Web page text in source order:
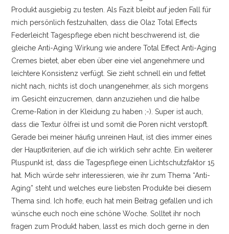
Produkt ausgiebig zu testen. Als Fazit bleibt auf jeden Fall für
mich persönlich festzuhalten, dass die Olaz Total Effects
Federleicht Tagespflege eben nicht beschwerend ist, die
gleiche Anti-Aging Wirkung wie andere Total Effect Anti-Aging
Cremes bietet, aber eben über eine viel angenehmere und
leichtere Konsistenz verfügt. Sie zieht schnell ein und fettet
nicht nach, nichts ist doch unangenehmer, als sich morgens
im Gesicht einzucremen, dann anzuziehen und die halbe
Creme-Ration in der Kleidung zu haben ;-). Super ist auch,
dass die Textur ölfrei ist und somit die Poren nicht verstopft.
Gerade bei meiner häufig unreinen Haut, ist dies immer eines
der Hauptkriterien, auf die ich wirklich sehr achte. Ein weiterer
Pluspunkt ist, dass die Tagespflege einen Lichtschutzfaktor 15
hat. Mich würde sehr interessieren, wie ihr zum Thema “Anti-
Aging” steht und welches eure liebsten Produkte bei diesem
Thema sind. Ich hoffe, euch hat mein Beitrag gefallen und ich
wünsche euch noch eine schöne Woche. Solltet ihr noch
fragen zum Produkt haben, lasst es mich doch gerne in den